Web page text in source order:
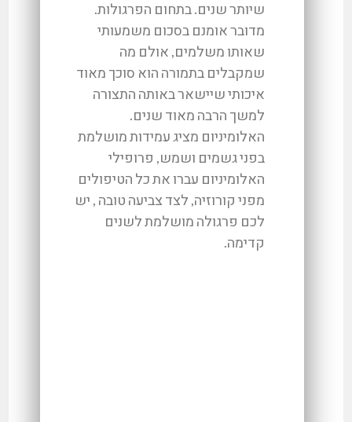
שיותר שנים. בתחום הפרגולות.
מדובר אומנם בסכום משמעותי
שאותו משלמים, אולם מה
שמקבלים בתמורה הוא סוכך מאוד
איכותי שיישאר באותה התצורה
למשך הרבה מאוד שנים.
האלומיניום מציג עמידות מושלמת
בפני גשמים ושמש, פרופילי
האלומיניום עברו את כל הטיפולים
מפני קורוזיה, לצד צביעה טובה , יש
לכם פרגולה מושלמת לשנים
קדימה.